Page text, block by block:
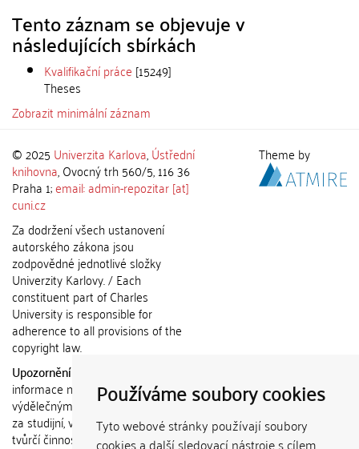
Používáme soubory cookies
Tyto webové stránky používají soubory
cookies a další sledovací nástroje s cílem
Tento záznam se objevuje v
následujících sbírkách
Kvalifikační práce [15249]
Theses
Zobrazit minimální záznam
© 2025 Univerzita Karlova,Ústřední
knihovna, Ovocný trh 560/5, 116 36
Praha 1;email: admin-repozitar [at]
cuni.cz
Za dodržení všech ustanovení
autorského zákona jsou
zodpovědné jednotlivé složky
Univerzity Karlovy. / Each
constituent part of Charles
University is responsible for
adherence to all provisions of the
copyright law.
Upozornění / Notice:
informace nemohou být použity k
výdělečným účelům nebo vydávány
za studijní, vědeckou nebo jinou
tvůrčí činnost jiné osoby než autora.
Theme by